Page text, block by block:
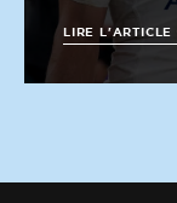
LIRE L'ARTICLE